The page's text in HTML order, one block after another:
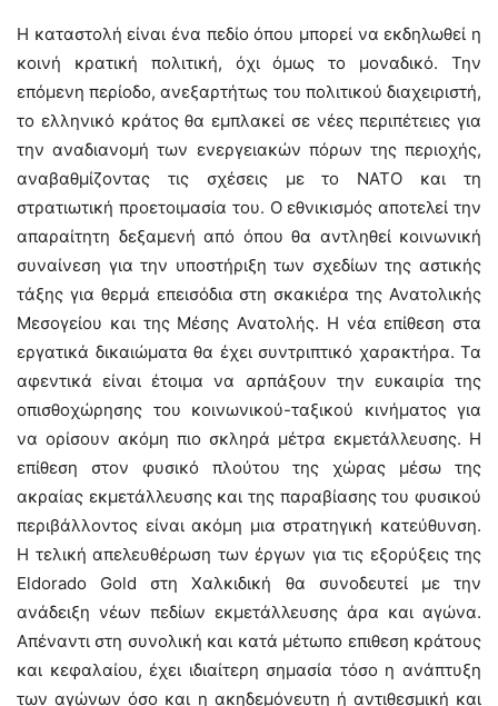
Η καταστολή είναι ένα πεδίο όπου μπορεί να εκδηλωθεί η
κοινή κρατική πολιτική, όχι όμως το μοναδικό. Την
επόμενη περίοδο, ανεξαρτήτως του πολιτικού διαχειριστή,
το ελληνικό κράτος θα εμπλακεί σε νέες περιπέτειες για
την αναδιανομή των ενεργειακών πόρων της περιοχής,
αναβαθμίζοντας τις σχέσεις με το ΝΑΤΟ και τη
στρατιωτική προετοιμασία του. Ο εθνικισμός αποτελεί την
απαραίτητη δεξαμενή από όπου θα αντληθεί κοινωνική
συναίνεση για την υποστήριξη των σχεδίων της αστικής
τάξης για θερμά επεισόδια στη σκακιέρα της Ανατολικής
Μεσογείου και της Μέσης Ανατολής. Η νέα επίθεση στα
εργατικά δικαιώματα θα έχει συντριπτικό χαρακτήρα. Τα
αφεντικά είναι έτοιμα να αρπάξουν την ευκαιρία της
οπισθοχώρησης του κοινωνικού-ταξικού κινήματος για
να ορίσουν ακόμη πιο σκληρά μέτρα εκμετάλλευσης. Η
επίθεση στον φυσικό πλούτου της χώρας μέσω της
ακραίας εκμετάλλευσης και της παραβίασης του φυσικού
περιβάλλοντος είναι ακόμη μια στρατηγική κατεύθυνση.
Η τελική απελευθέρωση των έργων για τις εξορύξεις της
Eldorado Gold στη Χαλκιδική θα συνοδευτεί με την
ανάδειξη νέων πεδίων εκμετάλλευσης άρα και αγώνα.
Απέναντι στη συνολική και κατά μέτωπο επιθεση κράτους
και κεφαλαίου, έχει ιδιαίτερη σημασία τόσο η ανάπτυξη
των αγώνων όσο και η ακηδεμόνευτη ή αντιθεσμική και